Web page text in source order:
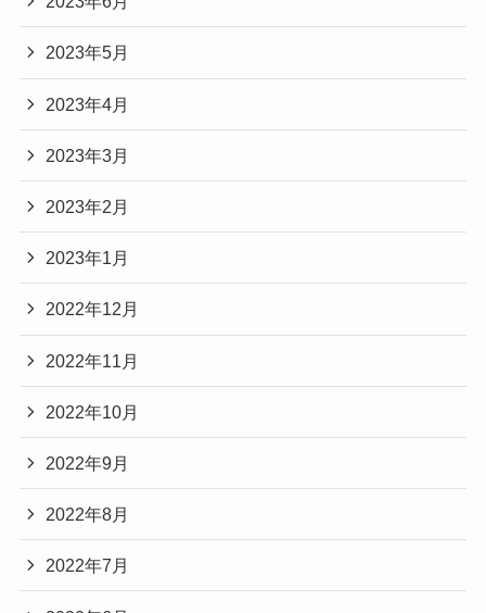
2023年5月
2023年4月
2023年3月
2023年2月
2023年1月
2022年12月
2022年11月
2022年10月
2022年9月
2022年8月
2022年7月